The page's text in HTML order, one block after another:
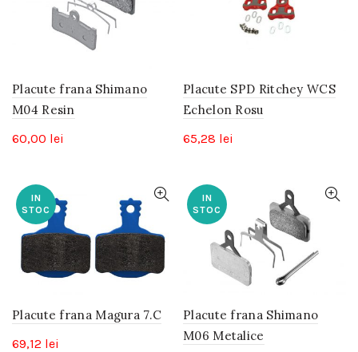
Placute frana Shimano
M04 Resin
60,00 lei
Placute SPD Ritchey WCS
Echelon Rosu
65,28 lei
IN
STOC
Placute frana Magura 7.C
69,12 lei
IN
STOC
Placute frana Shimano
M06 Metalice